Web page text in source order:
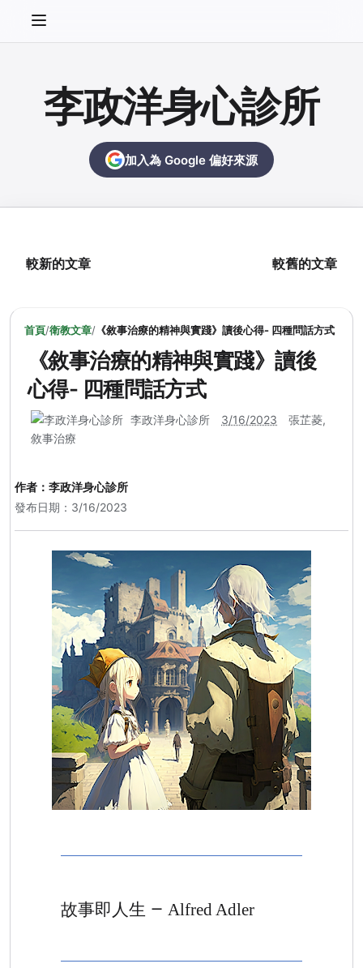
李政洋身心診所
加入為 Google 偏好來源
較新的文章 較舊的文章
首頁/衛教文章/ 《敘事治療的精神與實踐》讀後心得- 四種問話方式
《敘事治療的精神與實踐》讀後
心得- 四種問話方式
李政洋身心診所 3/16/2023 張芷菱,
敘事治療
作者： 李政洋身心診所
發布日期：3/16/2023
故事即人生 －Alfred Adler